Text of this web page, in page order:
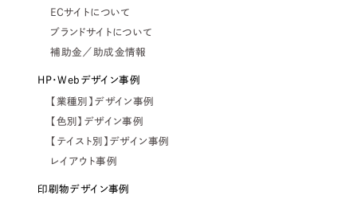
ECサイトについて
ブランドサイトについて
補助金／助成金情報
HP・Webデザイン事例
【業種別】デザイン事例
【色別】デザイン事例
【テイスト別】デザイン事例
レイアウト事例
印刷物デザイン事例